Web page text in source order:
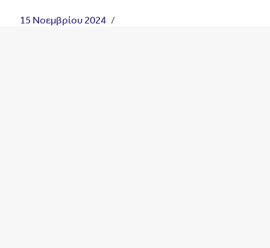
15 Νοεμβρίου 2024 /